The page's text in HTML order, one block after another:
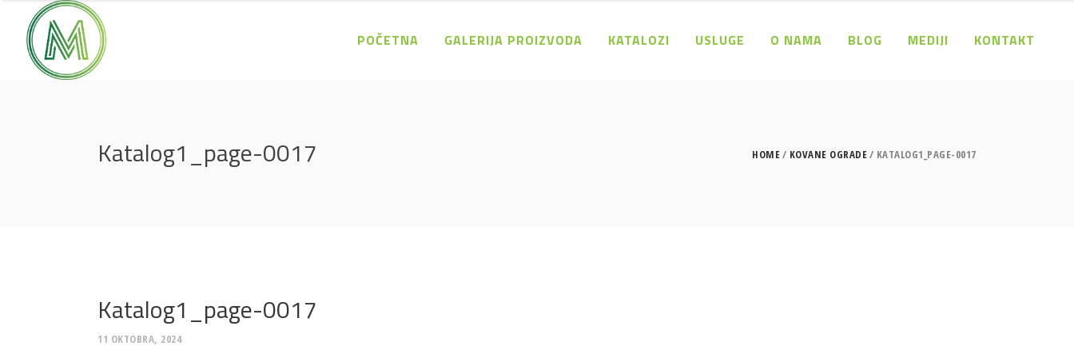
POČETNA GALERIJA PROIZVODA KATALOZI USLUGE O NAMA BLOG MEDIJI KONTAKT
Katalog1_page-0017 HOME KOVANE OGRADE KATALOG1_PAGE-0017
Katalog1_page-0017
11 OKTOBRA, 2024